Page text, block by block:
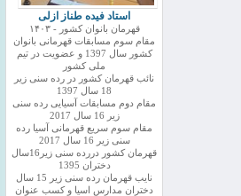
استاد فیده طناز ازلی
قهرمان بانوان کشور - ۱۴۰۳
مقام سوم مسابقات قهرمانی بانوان
کشور سال 1397 و عضویت در تیم
ملی کشور
نائب قهرمان کشور در رده سنی زیر
18 سال 1397
مقام دوم مسابقات آسیایی رده سنی
زیر 16 سال 2017
مقام سوم سریع قهرمانی آسیا رده
سنی زیر 16 سال 2017
قهرمان کشور دررده سنی زیر16سال
دختران 1395
نایب قهرمان رده سنی زیر 15 سال
دختران مدارس اسیا و کسب عنوان